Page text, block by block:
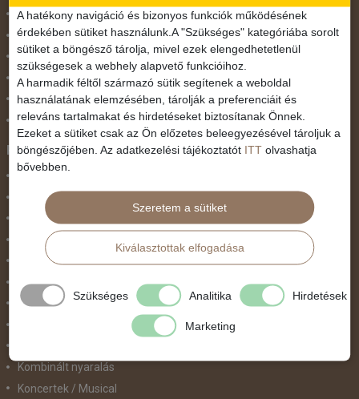
November 1.
Október 23.
Pünkösdi utazás
Szilveszter
Tavaszi szünet
Valentin nap
Programtípus
Belépőjegy
Egyéni út
Egzotikus út
Fesztiválok
Golfút
Gyalogtúra
Kombinált nyaralás
Koncertek / Musical
A hatékony navigáció és bizonyos funkciók működésének
érdekében sütiket használunk.A "Szükséges" kategóriába sorolt
sütiket a böngésző tárolja, mivel ezek elengedhetetlenül
szükségesek a webhely alapvető funkcióihoz.
A harmadik féltől származó sütik segítenek a weboldal
használatának elemzésében, tárolják a preferenciáit és
releváns tartalmakat és hirdetéseket biztosítanak Önnek.
Ezeket a sütiket csak az Ön előzetes beleegyezésével tároljuk a
böngészőjében. Az adatkezelési tájékoztatót ITT olvashatja
bővebben.
Szeretem a sütiket
Kiválasztottak elfogadása
Szükséges Analitika Hirdetések
Marketing